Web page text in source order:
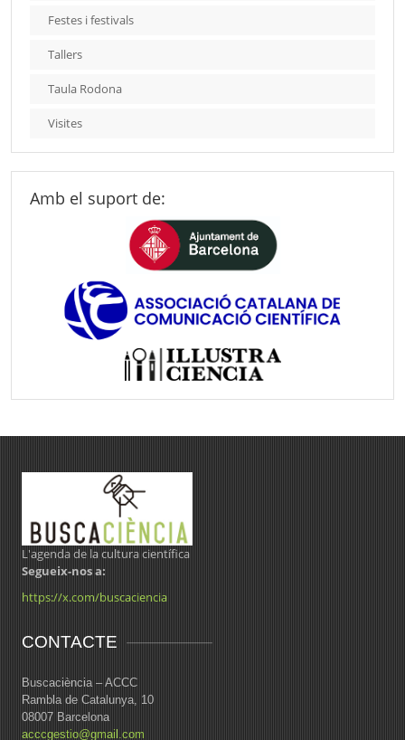
Festes i festivals
Tallers
Taula Rodona
Visites
Amb el suport de:
L'agenda de la cultura científica
Segueix-nos a:
https://x.com/buscaciencia
CONTACTE
Buscaciència – ACCC
Rambla de Catalunya, 10
08007 Barcelona
acccgestio@gmail.com